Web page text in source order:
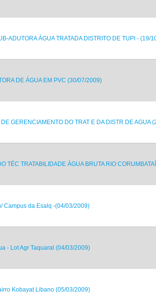
ADUTORA ÁGUA TRATADA DISTRITO DE TUPI - (19/
DE ÁGUA EM PVC (30/07/2009)
GERENCIAMENTO DO TRAT E DA DISTR DE AGUA
TÉC TRATABILIDADE ÁGUA BRUTA RIO
Campus da Esalq -(04/03/2009)
- Lot Agr Taquaral (04/03/2009)
Kobayat Libano (05/03/2009)